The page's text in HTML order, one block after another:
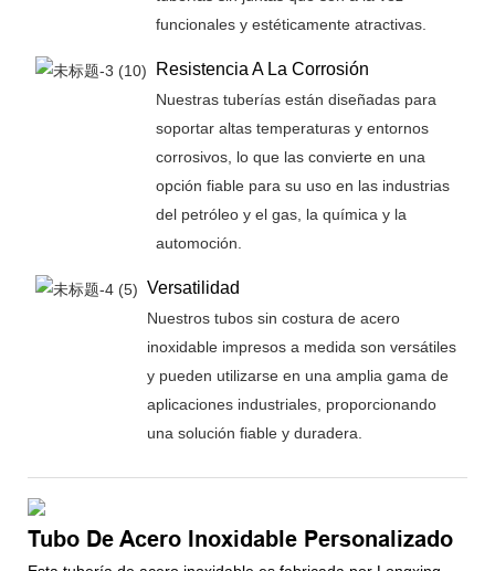
funcionales y estéticamente atractivas.
Resistencia A La Corrosión
Nuestras tuberías están diseñadas para
soportar altas temperaturas y entornos
corrosivos, lo que las convierte en una
opción fiable para su uso en las industrias
del petróleo y el gas, la química y la
automoción.
Versatilidad
Nuestros tubos sin costura de acero
inoxidable impresos a medida son versátiles
y pueden utilizarse en una amplia gama de
aplicaciones industriales, proporcionando
una solución fiable y duradera.
Tubo De Acero Inoxidable Personalizado